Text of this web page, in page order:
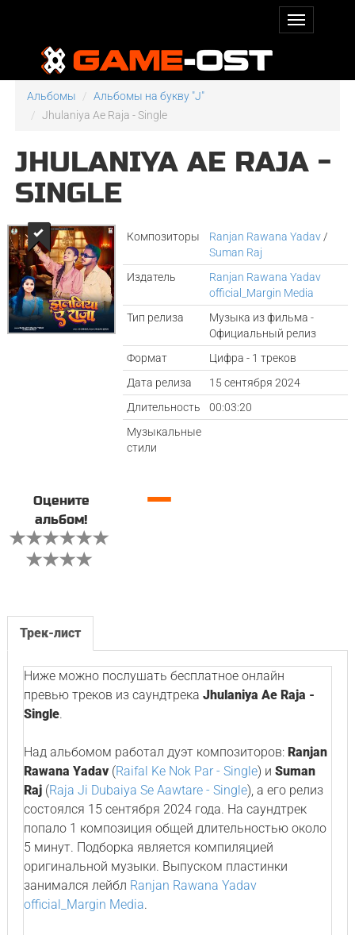
Альбомы
Альбомы на букву "J"
Jhulaniya Ae Raja - Single
JHULANIYA AE RAJA -
SINGLE
Композиторы Ranjan Rawana Yadav /
Suman Raj
Издатель
Ranjan Rawana Yadav
official_Margin Media
Тип релиза
Музыка из фильма -
Официальный релиз
Формат
Цифра - 1 треков
Дата релиза
15 сентября 2024
Длительность
00:03:20
Музыкальные
стили
Оцените
альбом!
—
Трек-лист
Ниже можно послушать бесплатное онлайн
превью треков из саундтрека Jhulaniya Ae Raja -
Single.
Над альбомом работал дуэт композиторов: Ranjan
Rawana Yadav(Raifal Ke Nok Par - Single) и Suman
Raj(Raja Ji Dubaiya Se Aawtare - Single), а его релиз
состоялся 15 сентября 2024 года. На саундтрек
попало 1 композиция общей длительностью около
5 минут. Подборка является компиляцией
оригинальной музыки. Выпуском пластинки
занимался лейбл Ranjan Rawana Yadav
official_Margin Media.